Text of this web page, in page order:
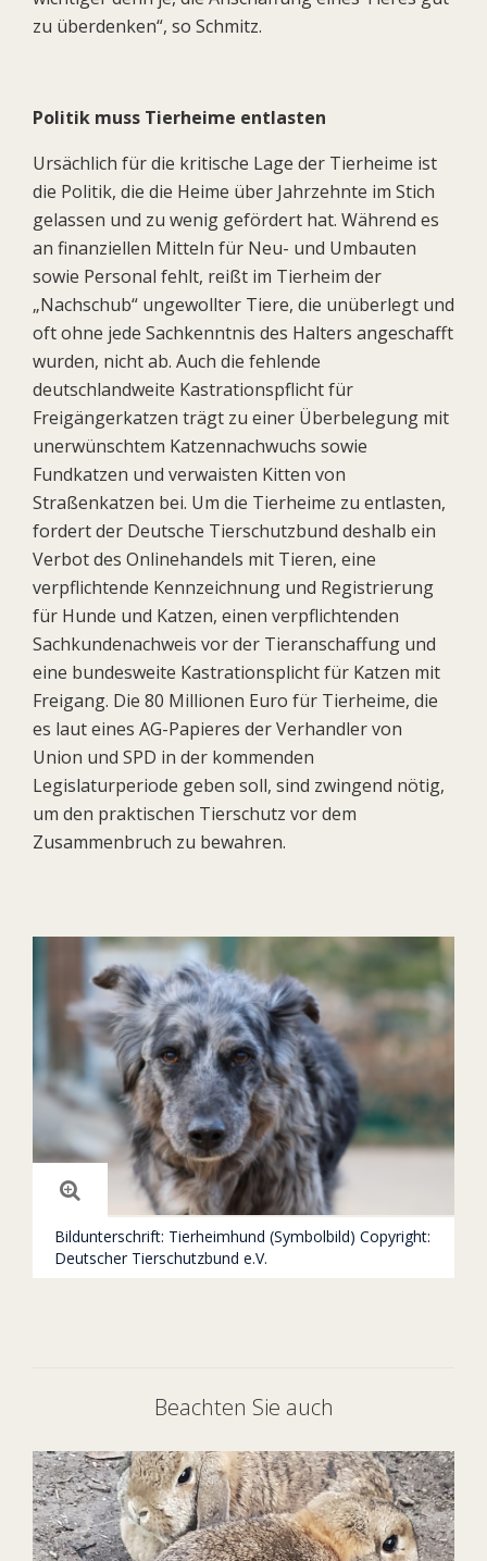
zu überdenken“, so Schmitz.
Politik muss Tierheime entlasten
Ursächlich für die kritische Lage der Tierheime ist
die Politik, die die Heime über Jahrzehnte im Stich
gelassen und zu wenig gefördert hat. Während es
an finanziellen Mitteln für Neu- und Umbauten
sowie Personal fehlt, reißt im Tierheim der
„Nachschub“ ungewollter Tiere, die unüberlegt und
oft ohne jede Sachkenntnis des Halters angeschafft
wurden, nicht ab. Auch die fehlende
deutschlandweite Kastrationspflicht für
Freigängerkatzen trägt zu einer Überbelegung mit
unerwünschtem Katzennachwuchs sowie
Fundkatzen und verwaisten Kitten von
Straßenkatzen bei. Um die Tierheime zu entlasten,
fordert der Deutsche Tierschutzbund deshalb ein
Verbot des Onlinehandels mit Tieren, eine
verpflichtende Kennzeichnung und Registrierung
für Hunde und Katzen, einen verpflichtenden
Sachkundenachweis vor der Tieranschaffung und
eine bundesweite Kastrationsplicht für Katzen mit
Freigang. Die 80 Millionen Euro für Tierheime, die
es laut eines AG-Papieres der Verhandler von
Union und SPD in der kommenden
Legislaturperiode geben soll, sind zwingend nötig,
um den praktischen Tierschutz vor dem
Zusammenbruch zu bewahren.
Bildunterschrift: Tierheimhund (Symbolbild) Copyright:
Deutscher Tierschutzbund e.V.
Beachten Sie auch